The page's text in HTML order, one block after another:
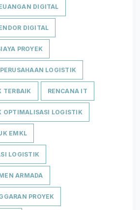
DIGITAL
DIGITAL
PROYEK
LOGISTIK
TERBAIK RENCANA IT
OPTIMALISASI LOGISTIK
EMKL
LOGISTIK
ARMADA
PROYEK